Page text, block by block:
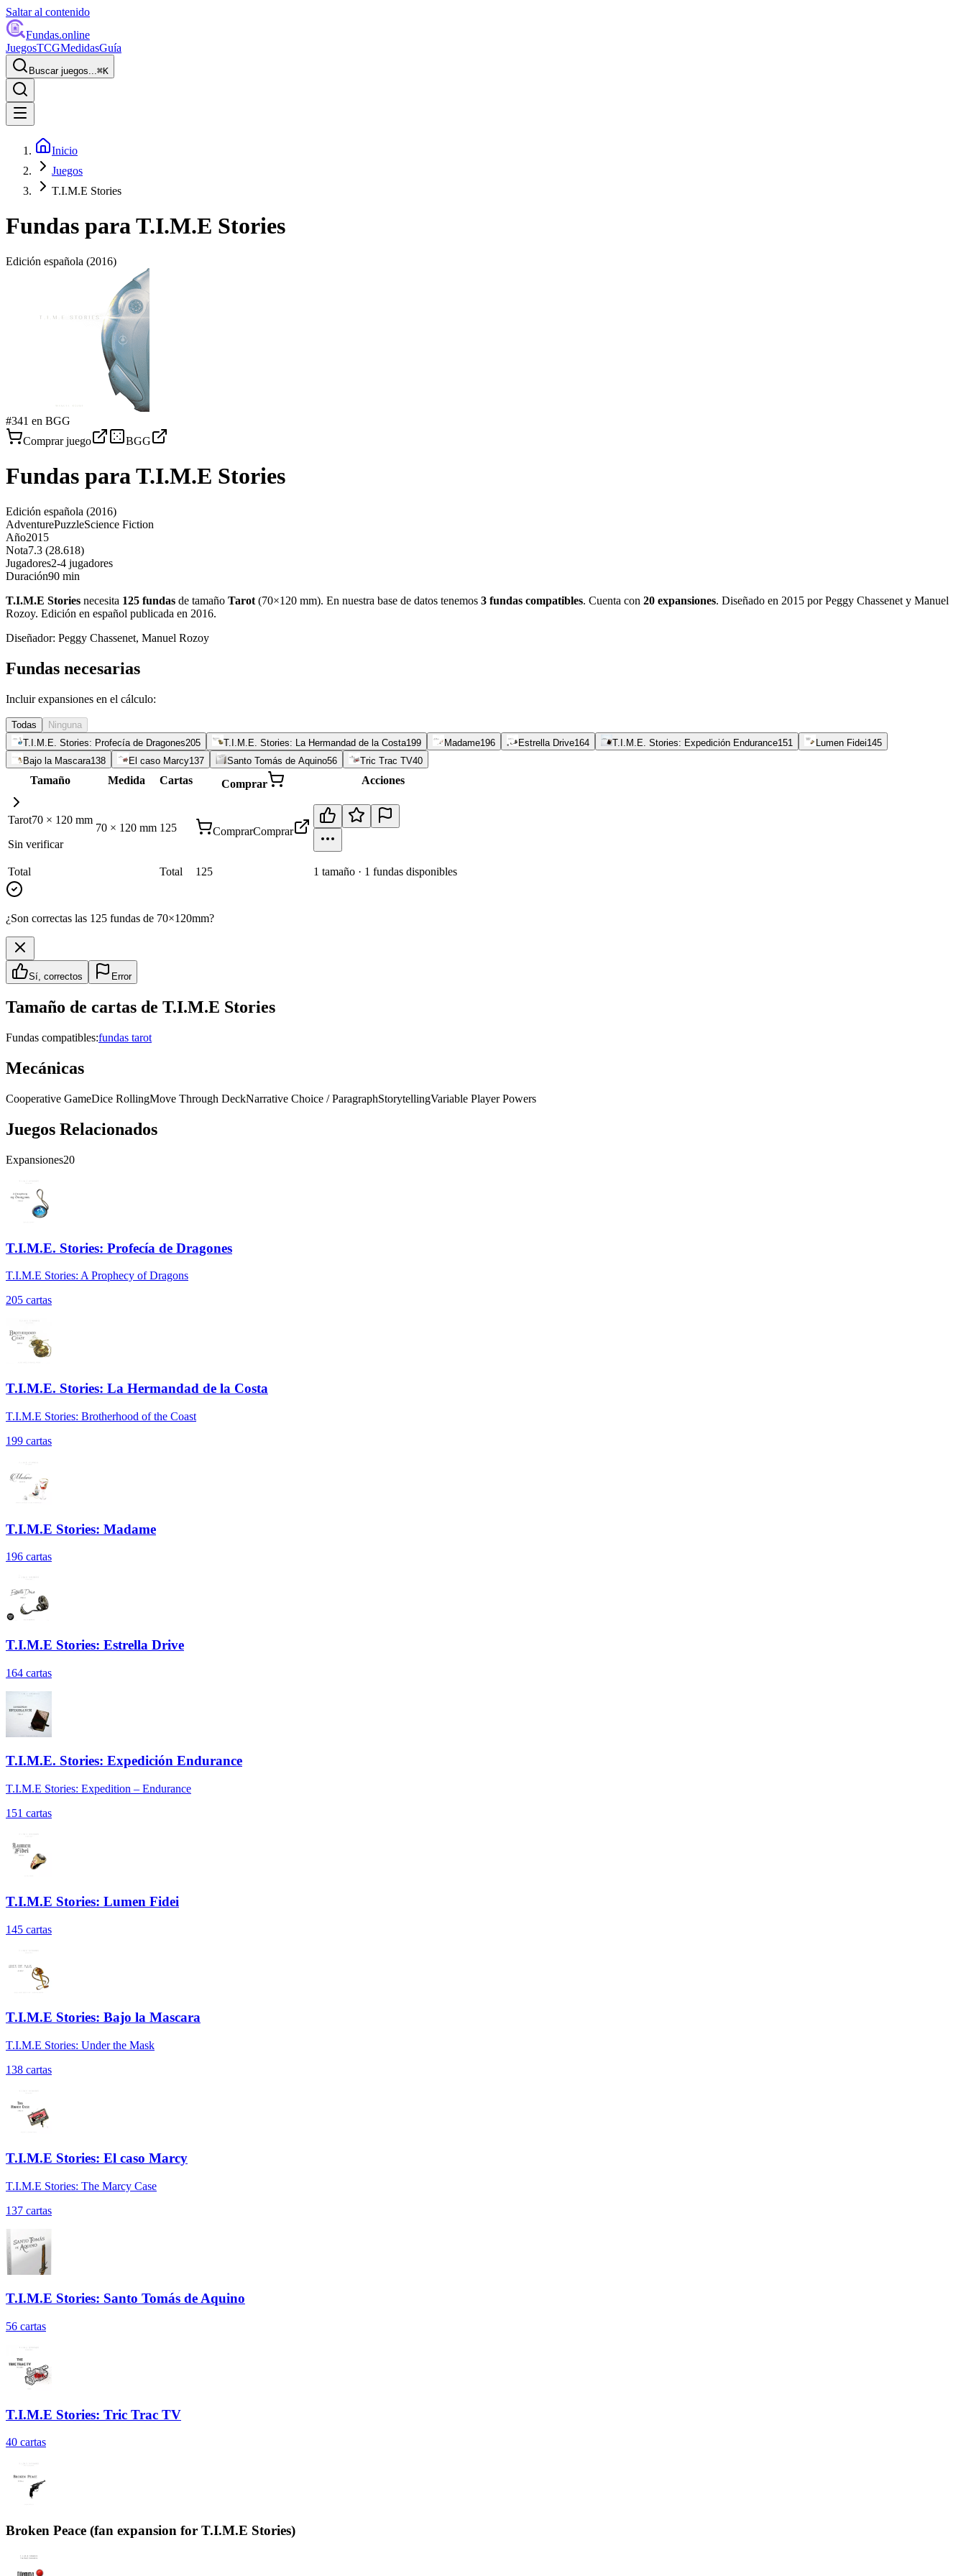
Saltar al contenido
Fundas.online
JuegosTCGMedidasGuía
Buscar juegos...⌘K
Inicio
Juegos
T.I.M.E Stories
Fundas paraT.I.M.E Stories
Edición española (2016)
#341 en BGG
Comprar juego
BGG
Fundas paraT.I.M.E Stories
Edición española (2016)
AdventurePuzzleScience Fiction
Año2015
Nota7.3 (28.618)
Jugadores2-4 jugadores
Duración90 min
T.I.M.E Stories necesita 125 fundas de tamaño Tarot (70×120 mm). En nuestra base de datos tenemos 3 fundas compatibles. Cuenta con 20 expansiones. Diseñado en 2015 por Peggy Chassenet y Manuel
Rozoy. Edición en español publicada en 2016.
Diseñador: Peggy Chassenet, Manuel Rozoy
Fundas necesarias
Incluir expansiones en el cálculo:
Todas
Ninguna
T.I.M.E. Stories: Profecía de Dragones205 T.I.M.E. Stories: La Hermandad de la Costa199 Madame196 Estrella Drive164 T.I.M.E. Stories: Expedición Endurance151 Lumen Fidei145
Bajo la Mascara138 El caso Marcy137 Santo Tomás de Aquino56 Tric Trac TV40
Tamaño Medida Cartas Comprar Acciones
Tarot70 × 120 mm
Sin verificar
70 × 120 mm 125 ComprarComprar
Total Total 125 1 tamaño · 1 fundas disponibles
¿Son correctas las 125 fundas de 70×120mm?
Sí, correctos Error
Tamaño de cartas de T.I.M.E Stories
Fundas compatibles:fundas tarot
Mecánicas
Cooperative GameDice RollingMove Through DeckNarrative Choice / ParagraphStorytellingVariable Player Powers
Juegos Relacionados
Expansiones20
T.I.M.E. Stories: Profecía de Dragones
T.I.M.E Stories: A Prophecy of Dragons
205 cartas
T.I.M.E. Stories: La Hermandad de la Costa
T.I.M.E Stories: Brotherhood of the Coast
199 cartas
T.I.M.E Stories: Madame
196 cartas
T.I.M.E Stories: Estrella Drive
164 cartas
T.I.M.E. Stories: Expedición Endurance
T.I.M.E Stories: Expedition – Endurance
151 cartas
T.I.M.E Stories: Lumen Fidei
145 cartas
T.I.M.E Stories: Bajo la Mascara
T.I.M.E Stories: Under the Mask
138 cartas
T.I.M.E Stories: El caso Marcy
T.I.M.E Stories: The Marcy Case
137 cartas
T.I.M.E Stories: Santo Tomás de Aquino
56 cartas
T.I.M.E Stories: Tric Trac TV
40 cartas
Broken Peace (fan expansion for T.I.M.E Stories)